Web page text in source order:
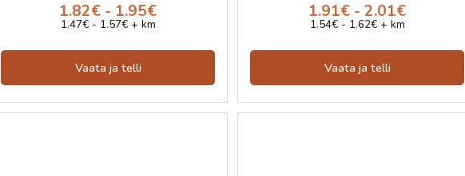
1.82€ - 1.95€
1.47€ - 1.57€ + km
Vaata ja telli
1.91€ - 2.01€
1.54€ - 1.62€ + km
Vaata ja telli